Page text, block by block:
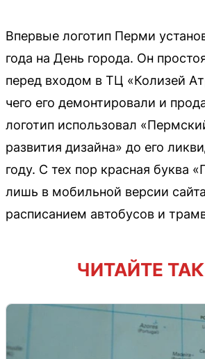
Впервые логотип Перми
года на День города. Он
перед входом в ТЦ «Колизей
чего его демонтировали и
логотип использовал
развития дизайна» до его
году. С тех пор красная буква
лишь в мобильной версии
расписанием автобусов и
ЧИТАЙТЕ